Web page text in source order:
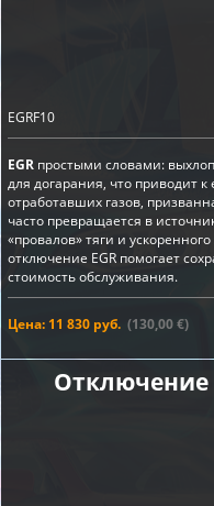
EGRF10
EGR простыми словами:
для догарания, что приводит
отработавших газов,
часто превращается в
«провалов» тяги и
отключение EGR помогает
стоимость обслуживания.
Цена: 11 830 руб. (130,00 €)
Отключение